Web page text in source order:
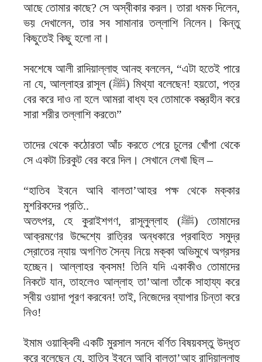
আছে তোমার কাছে? সে অস্বীকার করল। তারা ধমক দিলেন,
ভয় দেখালেন, তার সব সামানার তল্লাশি নিলেন। কিন্তু
কিছুতেই কিছু হলো না।
সবশেষে আলী রাদিয়াল্লাহু আনহু বললেন, “এটা হতেই পারে
না যে, আল্লাহর রাসূল (ﷺ) মিথ্যা বলেছেন! হয়তো, পত্র
বের করে দাও না হলে আমরা বাধ্য হব তোমাকে বস্ত্রহীন করে
সারা শরীর তল্লাশি করতে৷”
তাদের থেকে কঠোরতা আঁচ করতে পেরে চুলের খোঁপা থেকে
সে একটা চিরকুট বের করে দিল। সেখানে লেখা ছিল –
“হাতিব ইবনে আবি বালতা’আহর পক্ষ থেকে মক্কার
মুশরিকদের প্রতি..
অতৎপর, হে কুরাইশগণ, রাসূলুল্লাহ (ﷺ) তোমাদের
আক্রমণের উদ্দেশ্যে রাত্রির অন্ধকারে প্রবাহিত সমুদ্র
স্রোতের ন্যায় অগণিত সৈন্য নিয়ে মক্কা অভিমুখে অগ্রসর
হচ্ছেন। আল্লাহর ক্বসম! তিনি যদি একাকীও তোমাদের
নিকটে যান, তাহলেও আল্লাহ তা’আলা তাঁকে সাহায্য করে
স্বীয় ওয়াদা পূরণ করবেন! তাই, নিজেদের ব্যাপার চিন্তা করে
নিও!
ইমাম ওয়াক্বিদী একটি মুরসাল সনদে বর্ণিত বিষয়বস্তু উদ্ধৃত
করে বলেছেন যে, হাতিব ইবনে আবি বালতা’আহ রাদিয়াল্লাহু